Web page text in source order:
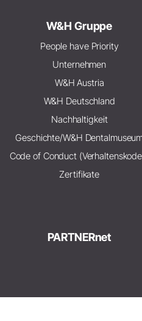
W&H Gruppe
People have Priority
Unternehmen
W&H Austria
W&H Deutschland
Nachhaltigkeit
Geschichte/W&H
Code of Conduct
Zertifikate
PARTNERnet